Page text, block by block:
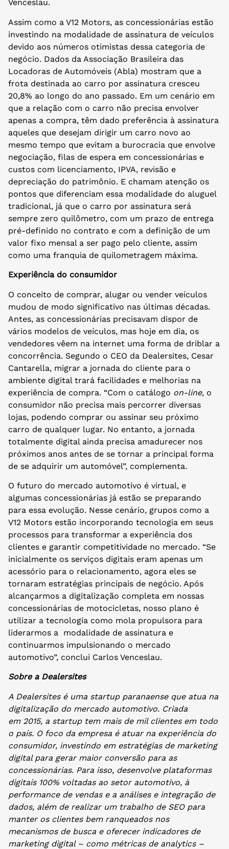
Venceslau.
Assim como a V12 Motors, as concessionárias estão
investindo na modalidade de assinatura de veículos
devido aos números otimistas dessa categoria de
negócio. Dados da Associação Brasileira das
Locadoras de Automóveis (Abla) mostram que a
frota destinada ao carro por assinatura cresceu
20,8% ao longo do ano passado. Em um cenário em
que a relação com o carro não precisa envolver
apenas a compra, têm dado preferência à assinatura
aqueles que desejam dirigir um carro novo ao
mesmo tempo que evitam a burocracia que envolve
negociação, filas de espera em concessionárias e
custos com licenciamento, IPVA, revisão e
depreciação do patrimônio. E chamam atenção os
pontos que diferenciam essa modalidade do aluguel
tradicional, já que o carro por assinatura será
sempre zero quilômetro, com um prazo de entrega
pré-definido no contrato e com a definição de um
valor fixo mensal a ser pago pelo cliente, assim
como uma franquia de quilometragem máxima.
Experiência do consumidor
O conceito de comprar, alugar ou vender veículos
mudou de modo significativo nas últimas décadas.
Antes, as concessionárias precisavam dispor de
vários modelos de veículos, mas hoje em dia, os
vendedores vêem na internet uma forma de driblar a
concorrência. Segundo o CEO da Dealersites, Cesar
Cantarella, migrar a jornada do cliente para o
ambiente digital trará facilidades e melhorias na
experiência de compra. “Com o catálogo on-line, o
consumidor não precisa mais percorrer diversas
lojas, podendo comprar ou assinar seu próximo
carro de qualquer lugar. No entanto, a jornada
totalmente digital ainda precisa amadurecer nos
próximos anos antes de se tornar a principal forma
de se adquirir um automóvel”, complementa.
O futuro do mercado automotivo é virtual, e
algumas concessionárias já estão se preparando
para essa evolução. Nesse cenário, grupos como a
V12 Motors estão incorporando tecnologia em seus
processos para transformar a experiência dos
clientes e garantir competitividade no mercado. “Se
inicialmente os serviços digitais eram apenas um
acessório para o relacionamento, agora eles se
tornaram estratégias principais de negócio. Após
alcançarmos a digitalização completa em nossas
concessionárias de motocicletas, nosso plano é
utilizar a tecnologia como mola propulsora para
liderarmos a modalidade de assinatura e
continuarmos impulsionando o mercado
automotivo”, conclui Carlos Venceslau.
Sobre a Dealersites
A Dealersites é uma startup paranaense que atua na
digitalização do mercado automotivo. Criada
em 2015, a startup tem mais de mil clientes em todo
o país. O foco da empresa é atuar na experiência do
consumidor, investindo em estratégias de marketing
digital para gerar maior conversão para as
concessionárias. Para isso, desenvolve plataformas
digitais 100% voltadas ao setor automotivo, à
performance de vendas e a análises e integração de
dados, além de realizar um trabalho de SEO para
manter os clientes bem ranqueados nos
mecanismos de busca e oferecer indicadores de
marketing digital – como métricas de analytics –